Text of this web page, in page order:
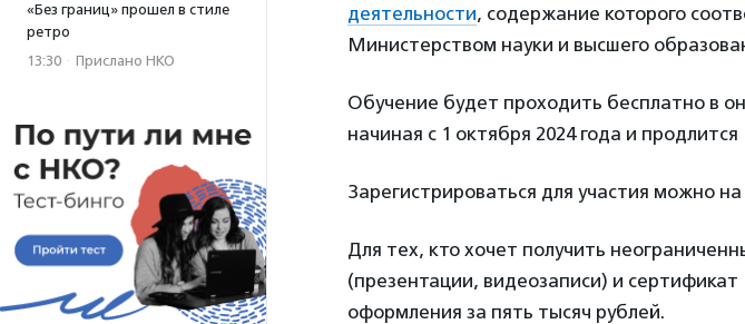
«Без границ» прошел в стиле
ретро
13:30 · Прислано НКО
деятельности, содержание которого
Министерством науки и высшего
Обучение будет проходить бесплатно в
начиная с 1 октября 2024 года и продлится
Зарегистрироваться для участия можно на
Для тех, кто хочет получить
(презентации, видеозаписи) и
оформления за пять тысяч рублей.